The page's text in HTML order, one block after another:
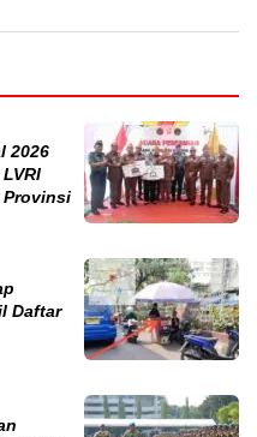
2026
Provinsi
Daftar